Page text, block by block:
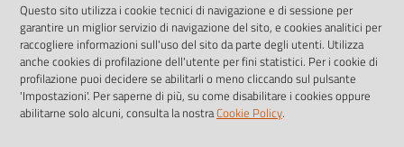
I dati personali pubblicati sono riutilizzabili solo alle condizioni
previste dalla direttiva comunitaria 2003/98/CE e dal d.lgs.
36/2006
Questo sito utilizza i cookie tecnici di navigazione e di sessione per
garantire un miglior servizio di navigazione del sito, e cookies analitici per
raccogliere informazioni sull'uso del sito da parte degli utenti. Utilizza
anche cookies di profilazione dell'utente per fini statistici. Per i cookie di
profilazione puoi decidere se abilitarli o meno cliccando sul pulsante
'Impostazioni'. Per saperne di più, su come disabilitare i cookies oppure
abilitarne solo alcuni, consulta la nostraCookie Policy.